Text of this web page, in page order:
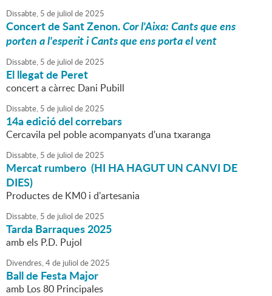
Dissabte, 5 de juliol de2025
Concert de Sant Zenon.Cor l'Aixa: Cants que ens
porten a l'esperit i Cants que ens porta el vent
Dissabte, 5 de juliol de2025
El llegat de Peret
concert a càrrec Dani Pubill
Dissabte, 5 de juliol de2025
14a edició del correbars
Cercavila pel poble acompanyats d'una txaranga
Dissabte, 5 de juliol de2025
Mercat rumbero (HI HA HAGUT UN CANVI DE
DIES)
Productes de KM0 i d'artesania
Dissabte, 5 de juliol de2025
Tarda Barraques 2025
amb els P.D. Pujol
Divendres,4de juliol de2025
Ball de Festa Major
amb Los 80 Principales